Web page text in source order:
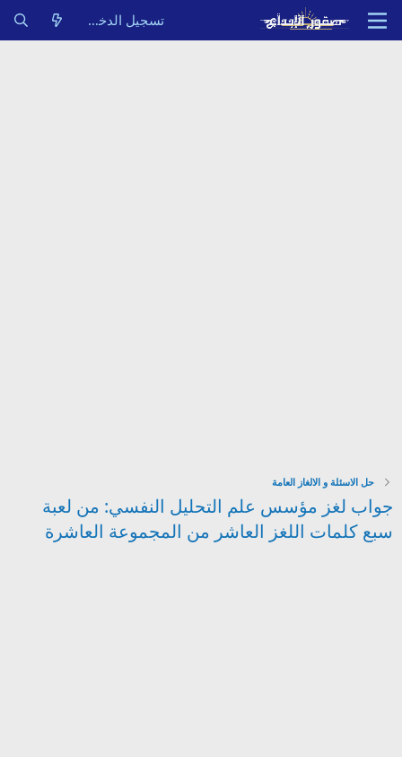
تسجيل الدخول
حل الاسئلة و الالغاز العامة
جواب لغز مؤسس علم التحليل النفسي: من لعبة
سبع كلمات اللغز العاشر من المجموعة العاشرة